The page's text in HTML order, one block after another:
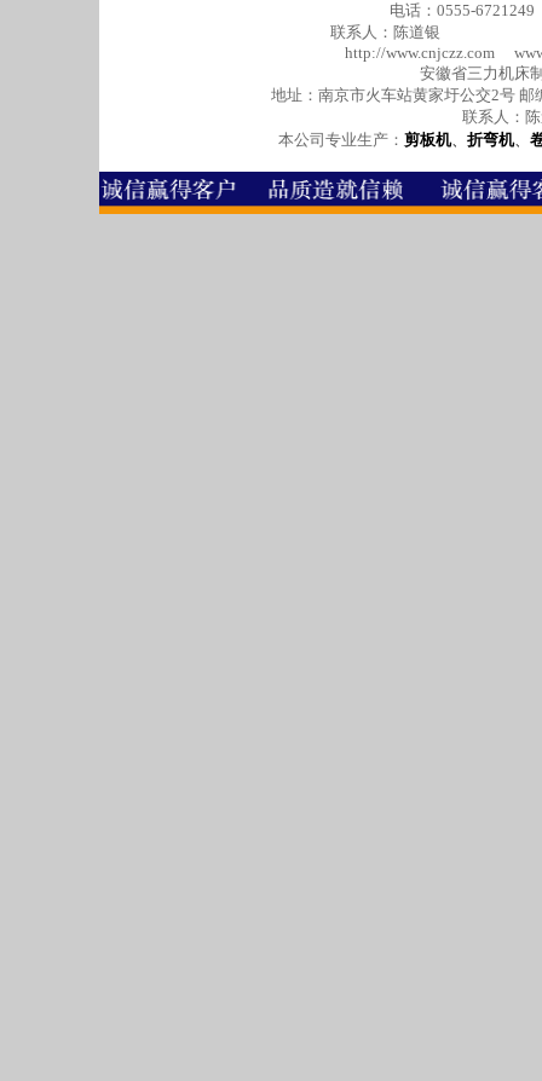
电话：0555-
联系人：陈道银 手机
http://www.cnjczz.com
安徽省三力机床
地址：南京市火车站黄家圩公交2号 邮
联系人：
本公司专业生产： 剪板机、 折弯机、